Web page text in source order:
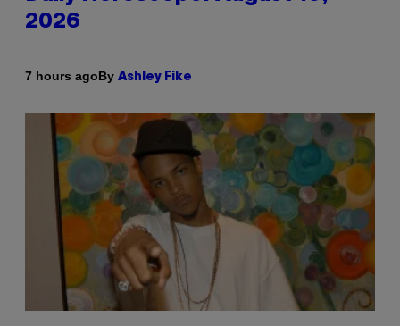
2026
7 hours agoBy Ashley Fike